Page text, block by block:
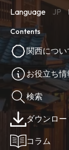
Language JP
Contents
関西につい
お役立ち情
検索
ダウンロー
コラム